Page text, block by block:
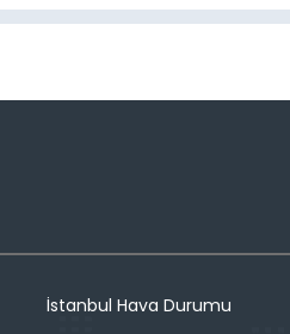
İstanbul Hava Durumu